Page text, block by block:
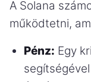
A Solana
működtetni,
Pénz: Egy